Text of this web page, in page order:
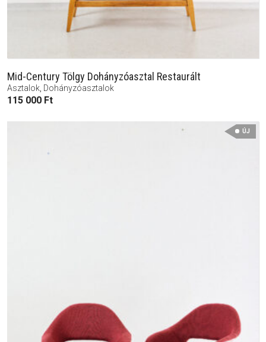
Mid-Century Tölgy Dohányzóasztal Restaurált
Asztalok Dohányzóasztalok
115 000 Ft
ÚJ